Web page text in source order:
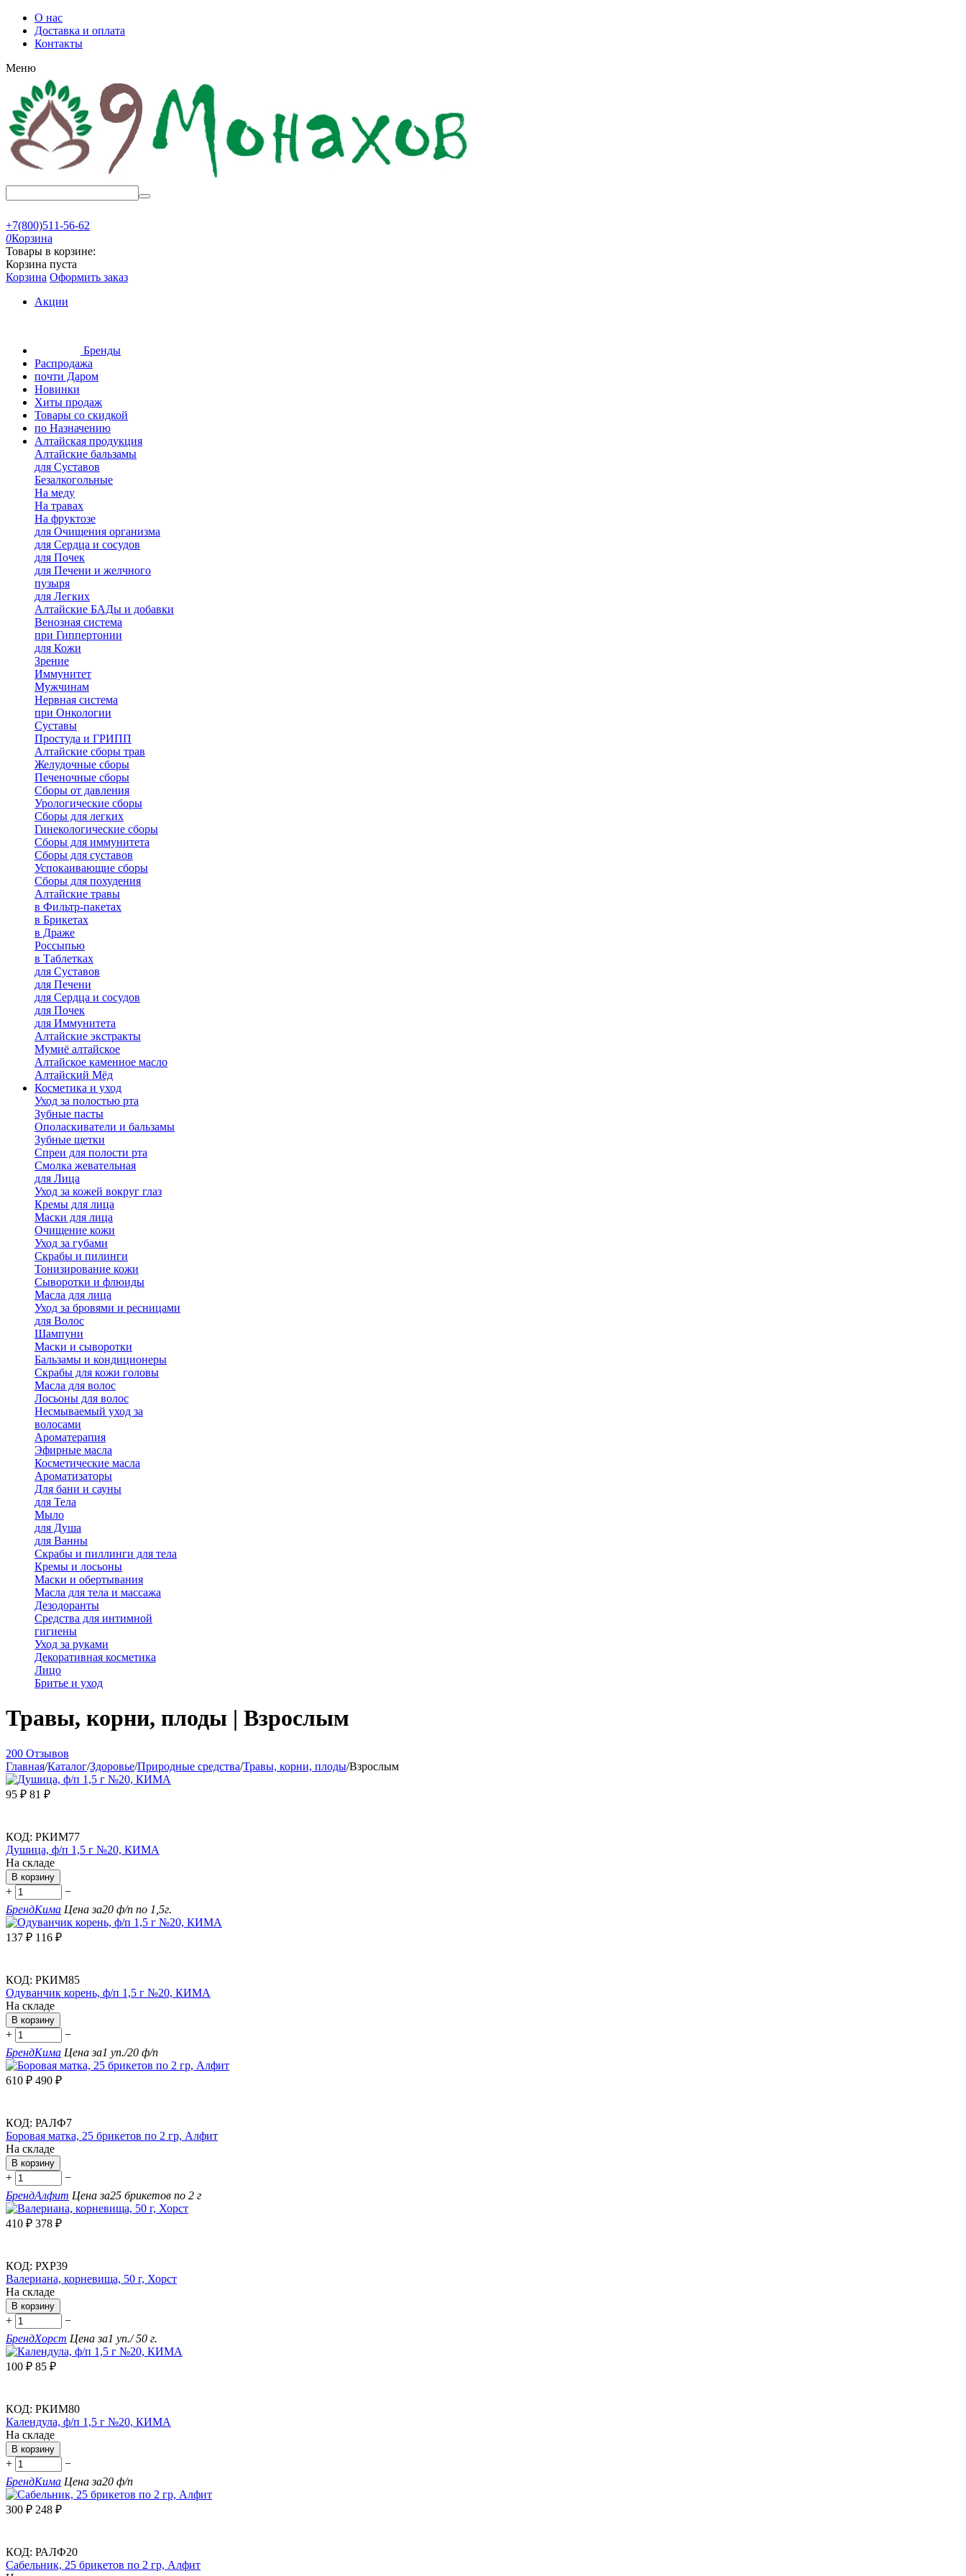
О нас
Доставка и оплата
Контакты
Меню
+7(800)511-56-62
0Корзина
Товары в корзине:
Корзина пуста
Корзина Оформить заказ
Акции
Бренды
Распродажа
почти Даром
Новинки
Хиты продаж
Товары со скидкой
по Назначению
Алтайская продукция
Алтайские бальзамы
для Суставов
Безалкогольные
На меду
На травах
На фруктозе
для Очищения организма
для Сердца и сосудов
для Почек
для Печени и желчного
пузыря
для Легких
Алтайские БАДы и добавки
Венозная система
при Гиппертонии
для Кожи
Зрение
Иммунитет
Мужчинам
Нервная система
при Онкологии
Суставы
Простуда и ГРИПП
Алтайские сборы трав
Желудочные сборы
Печеночные сборы
Сборы от давления
Урологические сборы
Сборы для легких
Гинекологические сборы
Сборы для иммунитета
Сборы для суставов
Успокаивающие сборы
Сборы для похудения
Алтайские травы
в Фильтр-пакетах
в Брикетах
в Драже
Россыпью
в Таблетках
для Cуставов
для Печени
для Сердца и сосудов
для Почек
для Иммунитета
Алтайские экстракты
Мумиё алтайское
Алтайское каменное масло
Алтайский Мёд
Косметика и уход
Уход за полостью рта
Зубные пасты
Ополаскиватели и бальзамы
Зубные щетки
Спреи для полости рта
Смолка жевательная
для Лица
Уход за кожей вокруг глаз
Кремы для лица
Маски для лица
Очищение кожи
Уход за губами
Скрабы и пилинги
Тонизирование кожи
Сыворотки и флюиды
Масла для лица
Уход за бровями и ресницами
для Волос
Шампуни
Маски и сыворотки
Бальзамы и кондиционеры
Скрабы для кожи головы
Масла для волос
Лосьоны для волос
Несмываемый уход за
волосами
Ароматерапия
Эфирные масла
Косметические масла
Ароматизаторы
Для бани и сауны
для Тела
Мыло
для Душа
для Ванны
Скрабы и пиллинги для тела
Кремы и лосьоны
Маски и обертывания
Масла для тела и массажа
Дезодоранты
Средства для интимной
гигиены
Уход за руками
Декоративная косметика
Лицо
Бритье и уход
Травы, корни, плоды | Взрослым
200 Отзывов
Главная/Каталог/Здоровье/Природные средства/Травы, корни, плоды/Взрослым
95 ₽ 81 ₽
КОД: РКИМ77
Душица, ф/п 1,5 г №20, КИМА
На складе
В корзину
+
−
БрендКима Цена за20 ф/п по 1,5г.
137 ₽ 116 ₽
КОД: РКИМ85
Одуванчик корень, ф/п 1,5 г №20, КИМА
На складе
В корзину
+
−
БрендКима Цена за1 уп./20 ф/п
610 ₽ 490 ₽
КОД: РАЛФ7
Боровая матка, 25 брикетов по 2 гр, Алфит
На складе
В корзину
+
−
БрендАлфит Цена за25 брикетов по 2 г
410 ₽ 378 ₽
КОД: РХР39
Валериана, корневища, 50 г, Хорст
На складе
В корзину
+
−
БрендХорст Цена за1 уп./ 50 г.
100 ₽ 85 ₽
КОД: РКИМ80
Календула, ф/п 1,5 г №20, КИМА
На складе
В корзину
+
−
БрендКима Цена за20 ф/п
300 ₽ 248 ₽
КОД: РАЛФ20
Сабельник, 25 брикетов по 2 гр, Алфит